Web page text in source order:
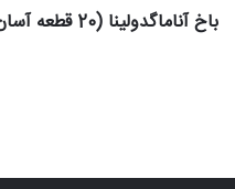
باخ آناماگدولینا (20 قطعه آسان برای پیانو)